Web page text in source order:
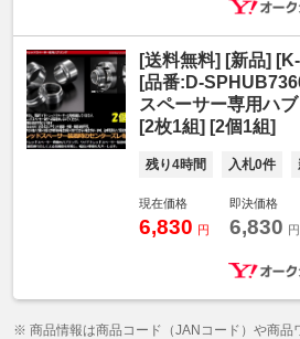
[送料無料] [新品]
[品番:D-
スペーサー専用ハ
[2枚1組] [2個1組]
残り4時間 入札0件
現在価格
6,830 円
即決価格
6,830 円
※ 商品情報は商品コード（JANコード）や商品